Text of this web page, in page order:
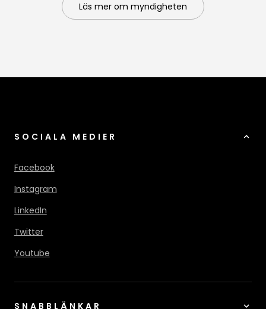
Läs mer om myndigheten
SOCIALA MEDIER
Facebook
Instagram
LinkedIn
Twitter
Youtube
SNABBLÄNKAR